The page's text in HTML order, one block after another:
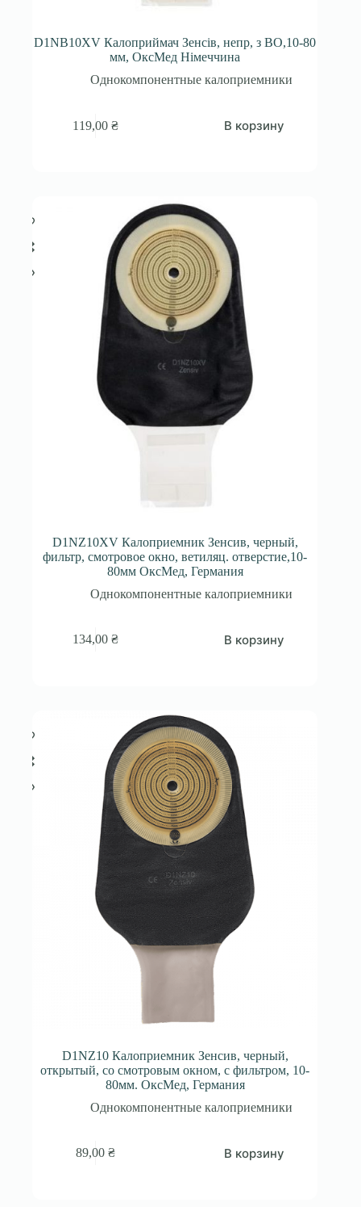
D1NB10XV Калоприймач Зенсів, непр, з ВО,10-80
мм, ОксМед Німеччина
Однокомпонентные калоприемники
119,00₴ В корзину
D1NZ10XV Калоприемник Зенсив, черный,
фильтр, смотровое окно, ветиляц. отверстие,10-
80мм ОксМед, Германия
Однокомпонентные калоприемники
134,00₴ В корзину
D1NZ10 Калоприемник Зенсив, черный,
открытый, со смотровым окном, с фильтром, 10-
80мм. ОксМед, Германия
Однокомпонентные калоприемники
89,00₴ В корзину